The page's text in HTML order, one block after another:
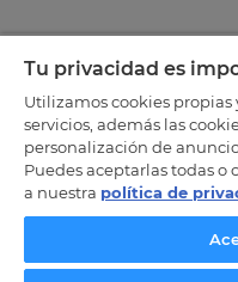
Tu privacidad es
Utilizamos cookies propias
servicios, además las
personalización de
Puedes aceptarlas todas
a nuestra política de